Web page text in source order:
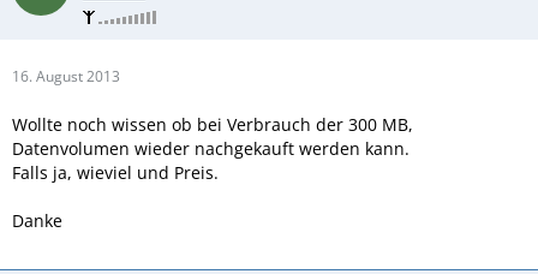
16. August 2013
Wollte noch wissen ob bei Verbrauch der 300 MB,
Datenvolumen wieder nachgekauft werden kann.
Falls ja, wieviel und Preis.
Danke